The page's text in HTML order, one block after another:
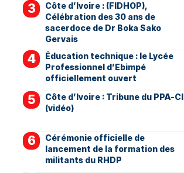
Côte d’Ivoire : (FIDHOP),
Célébration des 30 ans de
sacerdoce de Dr Boka Sako
Gervais
Éducation technique : le Lycée
Professionnel d’Ebimpé
officiellement ouvert
Côte d’Ivoire : Tribune du PPA-CI
(vidéo)
Cérémonie officielle de
lancement de la formation des
militants du RHDP